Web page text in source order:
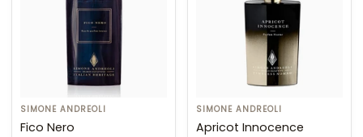
Fico
Nero
SIMONE ANDREOLI
Fico Nero
Apricot
Innocence
SIMONE ANDREOLI
Apricot Innocence